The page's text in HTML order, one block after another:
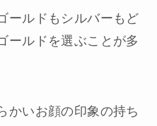
ールドもシルバーもど
ールドを選ぶことが多
かいお顔の印象の持ち